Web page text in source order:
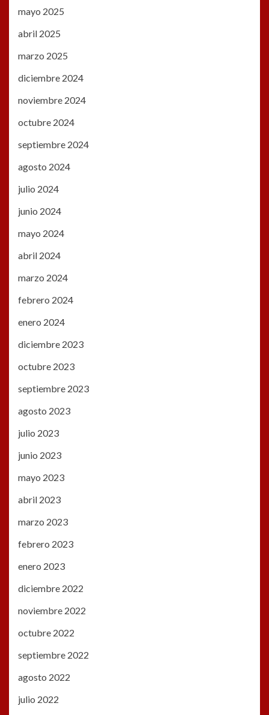
mayo 2025
abril 2025
marzo 2025
diciembre 2024
noviembre 2024
octubre 2024
septiembre 2024
agosto 2024
julio 2024
junio 2024
mayo 2024
abril 2024
marzo 2024
febrero 2024
enero 2024
diciembre 2023
octubre 2023
septiembre 2023
agosto 2023
julio 2023
junio 2023
mayo 2023
abril 2023
marzo 2023
febrero 2023
enero 2023
diciembre 2022
noviembre 2022
octubre 2022
septiembre 2022
agosto 2022
julio 2022